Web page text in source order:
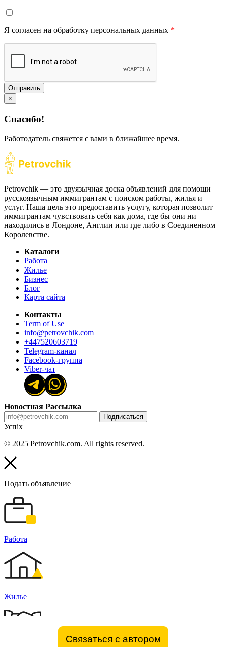
Связаться с автором
Я согласен на обработку персональных данных *
Отправить
×
Спасибо!
Работодатель свяжется с вами в ближайшее время.
Petrovchik — это двуязычная доска объявлений для помощи
русскоязычным иммигрантам с поиском работы, жилья и
услуг. Наша цель это предоставить услугу, которая позволит
иммигрантам чувствовать себя как дома, где бы они ни
находились в Лондоне, Англии или где либо в Соединенном
Королевстве.
Каталоги
Работа
Жилье
Бизнес
Блог
Карта сайта
Контакты
Term of Use
info@petrovchik.com
+447520603719
Telegram-канал
Facebook-группа
Viber-чат
Новостная Рассылка
Подписаться
Успіх
© 2025 Petrovchik.com. All rights reserved.
Подать объявление
Работа
Жилье